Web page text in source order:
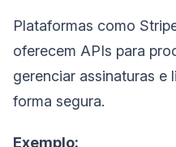
Plataformas como
oferecem APIs para
gerenciar assinaturas e
forma segura.
Exemplo: